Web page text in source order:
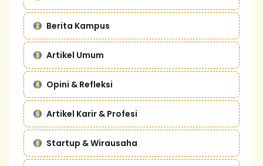
Berita Kampus
Artikel Umum
Opini & Refleksi
Artikel Karir & Profesi
Startup & Wirausaha